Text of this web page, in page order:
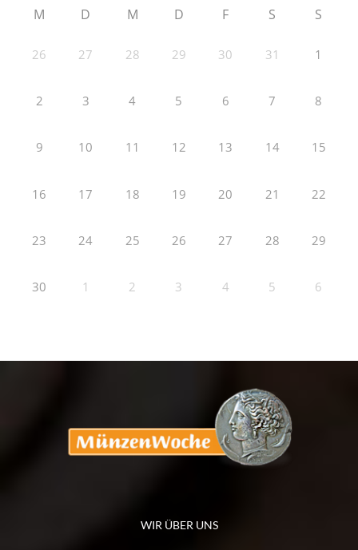
M D M D F S S
26 27 28 29 30 31 1
2 3 4 5 6 7 8
9 10 11 12 13 14 15
16 17 18 19 20 21 22
23 24 25 26 27 28 29
30 1 2 3 4 5 6
WIR ÜBER UNS